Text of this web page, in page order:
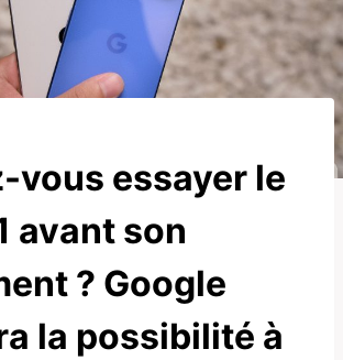
vous essayer le
avant son
? Google
la possibilité à